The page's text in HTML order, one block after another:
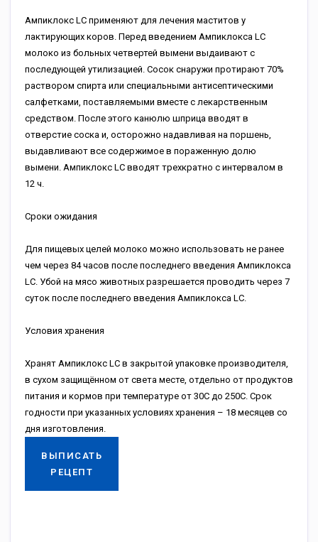
Ампиклокс LC применяют для лечения маститов у
лактирующих коров. Перед введением Ампиклокса LC
молоко из больных четвертей вымени выдаивают с
последующей утилизацией. Сосок снаружи протирают 70%
раствором спирта или специальными антисептическими
салфетками, поставляемыми вместе с лекарственным
средством. После этого канюлю шприца вводят в
отверстие соска и, осторожно надавливая на поршень,
выдавливают все содержимое в пораженную долю
вымени. Ампиклокс LC вводят трехкратно с интервалом в
12 ч.
Сроки ожидания
Для пищевых целей молоко можно использовать не ранее
чем через 84 часов после последнего введения Ампиклокса
LC. Убой на мясо животных разрешается проводить через 7
суток после последнего введения Ампиклокса LC.
Условия хранения
Хранят Ампиклокс LC в закрытой упаковке производителя,
в сухом защищённом от света месте, отдельно от продуктов
питания и кормов при температуре от 30С до 250С. Срок
годности при указанных условиях хранения – 18 месяцев со
дня изготовления.
ВЫПИСАТЬ
РЕЦЕПТ